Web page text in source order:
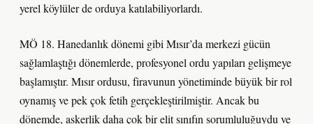
yerel köylüler de orduya katılabiliyorlardı.
MÖ 18. Hanedanlık dönemi gibi Mısır’da merkezi gücün
sağlamlaştığı dönemlerde, profesyonel ordu yapıları gelişmeye
başlamıştır. Mısır ordusu, firavunun yönetiminde büyük bir rol
oynamış ve pek çok fetih gerçekleştirilmiştir. Ancak bu
dönemde, askerlik daha çok bir elit sınıfın sorumluluğuydu ve